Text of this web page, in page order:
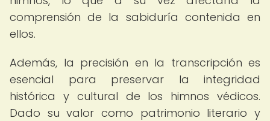
comprensión de la sabiduría contenida en
ellos.
Además, la precisión en la transcripción es
esencial para preservar la integridad
histórica y cultural de los himnos védicos.
Dado su valor como patrimonio literario y